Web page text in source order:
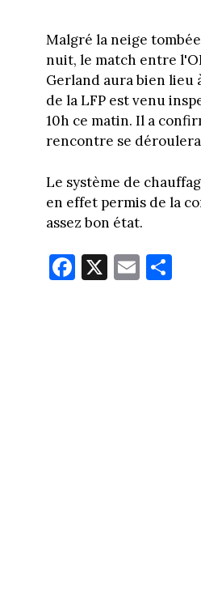
Malgré la neige
nuit, le match entre
Gerland aura bien lieu
de la LFP est venu
10h ce matin. Il a
rencontre se
Le système de
en effet permis de la
assez bon état.
Fa
ce
X E
m
Pa
rt